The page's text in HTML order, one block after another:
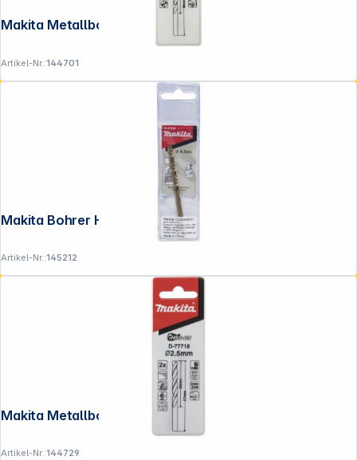
Artikel-Nr.:144701
Makita Bohrer HSS-CO 4,5x80mm
Artikel-Nr.:145212
Artikel-Nr.:144729
Versandkosten